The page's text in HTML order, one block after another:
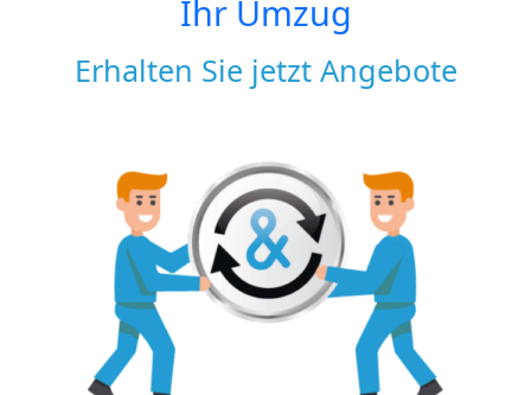
Ihr Umzug
Erhalten Sie jetzt Angebote